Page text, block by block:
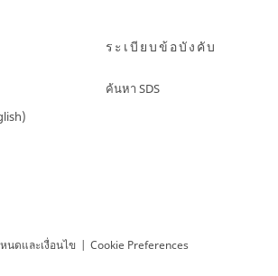
ระเบียบข้อบังคับ
ค้นหา SDS
นดและเงื่อนไข | Cookie Preferences